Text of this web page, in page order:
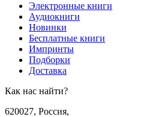
Электронные книги
Аудиокниги
Новинки
Бесплатные книги
Импринты
Подборки
Доставка
Как нас найти?
620027, Россия,